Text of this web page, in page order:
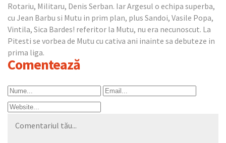
Rotariu, Militaru, Denis Serban. Iar Argesul o echipa superba,
cu Jean Barbu si Mutu in prim plan, plus Sandoi, Vasile Popa,
Vintila, Sica Bardes! referitor la Mutu, nu era necunoscut. La
Pitesti se vorbea de Mutu cu cativa ani inainte sa debuteze in
prima liga.
Comentează